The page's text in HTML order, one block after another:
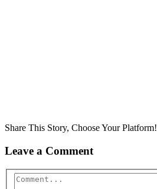
Share This Story, Choose Your Platform!
Leave a Comment